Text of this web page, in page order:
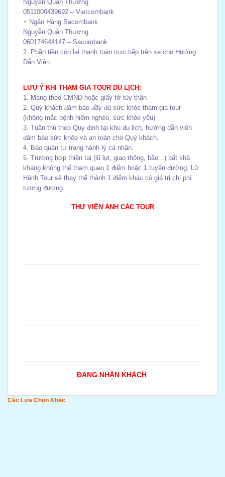
Nguyễn Quân Thương
0511000439692 – Vietcombank
+ Ngân Hàng Sacombank
Nguyễn Quân Thương
060174644147 – Sacombank
2. Phần tiền còn lại thanh toán trực tiếp trên xe cho Hướng
Dẫn Viên
LƯU Ý KHI THAM GIA TOUR DU LỊCH:
1. Mang theo CMND hoặc giấy tờ tùy thân
2. Quý khách đảm bảo đầy đủ sức khỏe tham gia tour
(không mắc bệnh hiểm nghèo, sức khỏe yếu)
3. Tuân thủ theo Quy định tại khu du lịch, hướng dẫn viên
đảm bảo sức khỏe và an toàn cho Quý khách.
4. Bảo quản tư trang hành lý cá nhân.
5. Trường hợp thiên tai (lũ lụt, giao thông, bão...) bất khả
kháng không thể tham quan 1 điểm hoặc 1 tuyến đường, Lữ
Hành Tour sẽ thay thế thành 1 điểm khác có giá trị chi phí
tương đương.
THƯ VIỆN ẢNH CÁC TOUR
ĐANG NHẬN KHÁCH
Các Lựa Chọn Khác